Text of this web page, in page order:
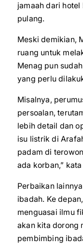
jamaah dari
pulang.
Meski demikian,
ruang untuk
Menag pun
yang perlu
Misalnya,
persoalan,
lebih detail dan
isu listrik di
padam di
ada korban,”
Perbaikan
ibadah. Ke
menguasai ilmu
akan kita dorong
pembimbing